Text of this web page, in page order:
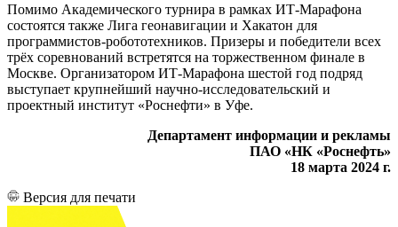
Помимо Академического турнира в рамках ИТ-Марафона
состоятся также Лига геонавигации и Хакатон для
программистов-робототехников. Призеры и победители всех
трёх соревнований встретятся на торжественном финале в
Москве. Организатором ИТ-Марафона шестой год подряд
выступает крупнейший научно-исследовательский и
проектный институт «Роснефти» в Уфе.
Департамент информации и рекламы
ПАО «НК «Роснефть»
18 марта 2024 г.
Версия для печати